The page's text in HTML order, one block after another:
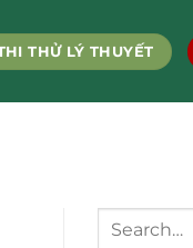
THỬ LÝ THUYẾT